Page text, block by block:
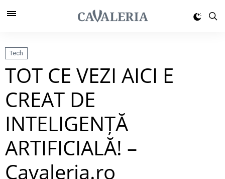
Tech
TOT CE VEZI AICI E
CREAT DE
INTELIGENȚĂ
ARTIFICIALĂ! –
Cavaleria.ro